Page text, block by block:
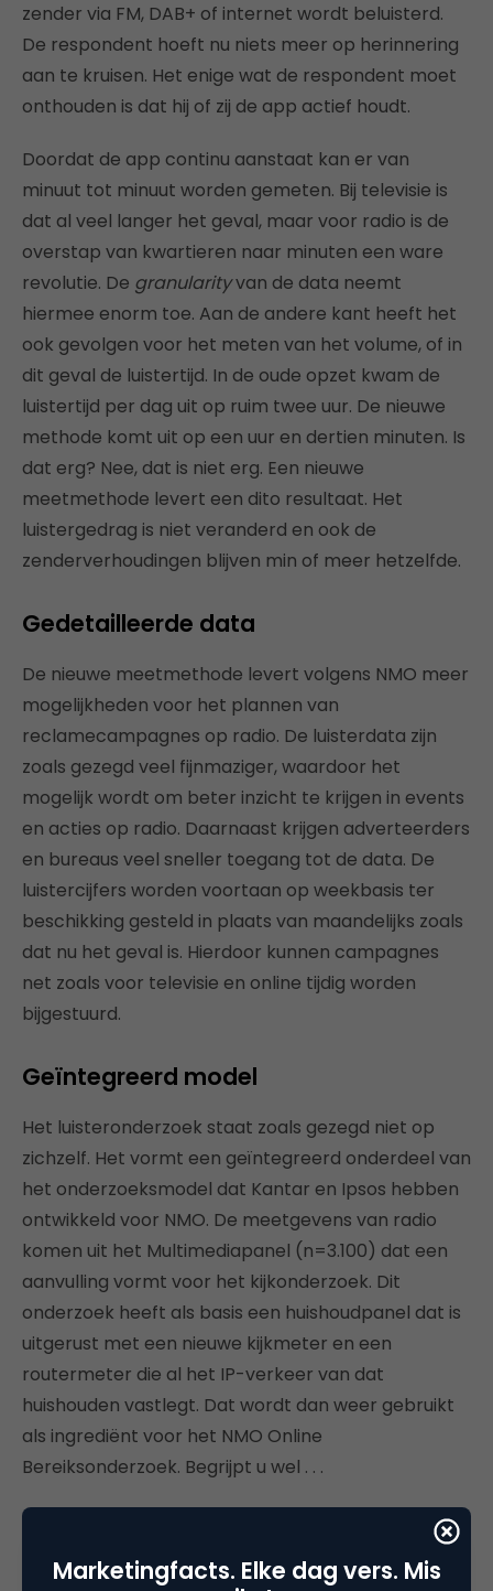
zender via FM, DAB+ of internet wordt beluisterd.
De respondent hoeft nu niets meer op herinnering
aan te kruisen. Het enige wat de respondent moet
onthouden is dat hij of zij de app actief houdt.
Doordat de app continu aanstaat kan er van
minuut tot minuut worden gemeten. Bij televisie is
dat al veel langer het geval, maar voor radio is de
overstap van kwartieren naar minuten een ware
revolutie. De granularityvan de data neemt
hiermee enorm toe. Aan de andere kant heeft het
ook gevolgen voor het meten van het volume, of in
dit geval de luistertijd. In de oude opzet kwam de
luistertijd per dag uit op ruim twee uur. De nieuwe
methode komt uit op een uur en dertien minuten. Is
dat erg? Nee, dat is niet erg. Een nieuwe
meetmethode levert een dito resultaat. Het
luistergedrag is niet veranderd en ook de
zenderverhoudingen blijven min of meer hetzelfde.
Gedetailleerde data
De nieuwe meetmethode levert volgens NMO meer
mogelijkheden voor het plannen van
reclamecampagnes op radio. De luisterdata zijn
zoals gezegd veel fijnmaziger, waardoor het
mogelijk wordt om beter inzicht te krijgen in events
en acties op radio. Daarnaast krijgen adverteerders
en bureaus veel sneller toegang tot de data. De
luistercijfers worden voortaan op weekbasis ter
beschikking gesteld in plaats van maandelijks zoals
dat nu het geval is. Hierdoor kunnen campagnes
net zoals voor televisie en online tijdig worden
bijgestuurd.
Geïntegreerd model
Het luisteronderzoek staat zoals gezegd niet op
zichzelf. Het vormt een geïntegreerd onderdeel van
het onderzoeksmodel dat Kantar en Ipsos hebben
ontwikkeld voor NMO. De meetgevens van radio
komen uit het Multimediapanel (n=3.100) dat een
aanvulling vormt voor het kijkonderzoek. Dit
onderzoek heeft als basis een huishoudpanel dat is
uitgerust met een nieuwe kijkmeter en een
routermeter die al het IP-verkeer van dat
huishouden vastlegt. Dat wordt dan weer gebruikt
als ingrediënt voor het NMO Online
Bereiksonderzoek. Begrijpt u wel . . .
Binnenkort meer nieuws over de ontwikkelingen bij
Marketingfacts. Elke dag vers. Mis